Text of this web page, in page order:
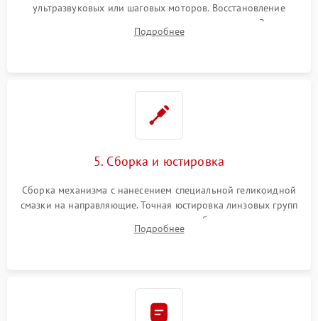
ультразвуковых или шаговых моторов. Восстановление
геометрии направляющих при заклинивании зума. Замена
неисправного блока диафрагмы, датчиков положения или
Подробнее
5. Сборка и юстировка
Сборка механизма с нанесением специальной геликоидной
смазки на направляющие. Точная юстировка линзовых групп
программным или механическим способом для устранения
бэк
Подробнее